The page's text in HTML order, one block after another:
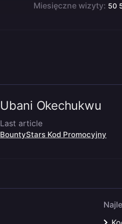
Miesięczne wizyty: 50
Ubani Okechukwu
Last article
BountyStars Kod Promocyjny